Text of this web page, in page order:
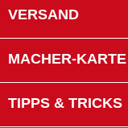
VERSAND
MACHER-KARTE
TIPPS & TRICKS